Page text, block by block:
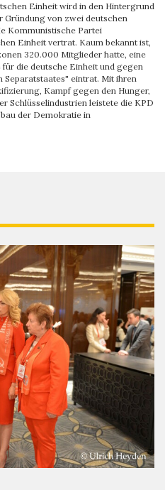
Einheit wird in den Hintergrund
Gründung von zwei deutschen
Kommunistische Partei
Einheit vertrat. Kaum bekannt ist,
320.000 Mitglieder hatte, eine
die deutsche Einheit und gegen
Separatstaates" eintrat. Mit ihren
Kampf gegen den Hunger,
Schlüsselindustrien leistete die KPD
der Demokratie in